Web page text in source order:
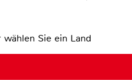
wählen Sie ein Land